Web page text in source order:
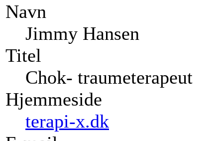
Navn
Jimmy Hansen
Titel
Chok- traumeterapeut
Hjemmeside
terapi-x.dk